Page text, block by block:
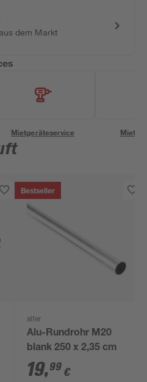
dem Markt
Mietgeräteservice
Bestseller
alfer
Alu-Rundrohr M20
blank 250 x 2,35 cm
19,99 €